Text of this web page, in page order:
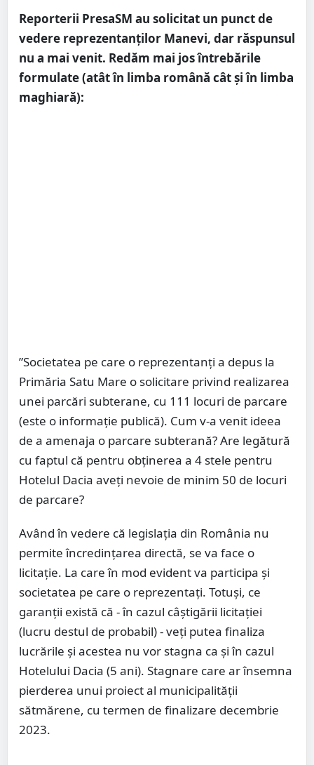
Reporterii PresaSM au solicitat un punct de
vedere reprezentanților Manevi, dar răspunsul
nu a mai venit. Redăm mai jos întrebările
formulate (atât în limba română cât și în limba
maghiară):
”Societatea pe care o reprezentanți a depus la
Primăria Satu Mare o solicitare privind realizarea
unei parcări subterane, cu 111 locuri de parcare
(este o informație publică). Cum v-a venit ideea
de a amenaja o parcare subterană? Are legătură
cu faptul că pentru obținerea a 4 stele pentru
Hotelul Dacia aveți nevoie de minim 50 de locuri
de parcare?
Având în vedere că legislația din România nu
permite încredințarea directă, se va face o
licitație. La care în mod evident va participa și
societatea pe care o reprezentați. Totuși, ce
garanții există că - în cazul câștigării licitației
(lucru destul de probabil) - veți putea finaliza
lucrările și acestea nu vor stagna ca și în cazul
Hotelului Dacia (5 ani). Stagnare care ar însemna
pierderea unui proiect al municipalității
sătmărene, cu termen de finalizare decembrie
2023.